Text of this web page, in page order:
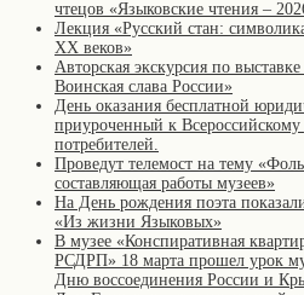
чтецов «Языковские чтения –
Лекция «Русский стан:
XX веков»
Авторская экскурсия по
Воинская слава России»
День оказания бесплатной
приуроченный к
потребителей.
Проведут телемост на тему
составляющая работы музеев»
На День рождения поэта
«Из жизни Языковых»
В музее «Конспиративная
РСДРП» 18 марта прошел урок
Дню воссоединения России и